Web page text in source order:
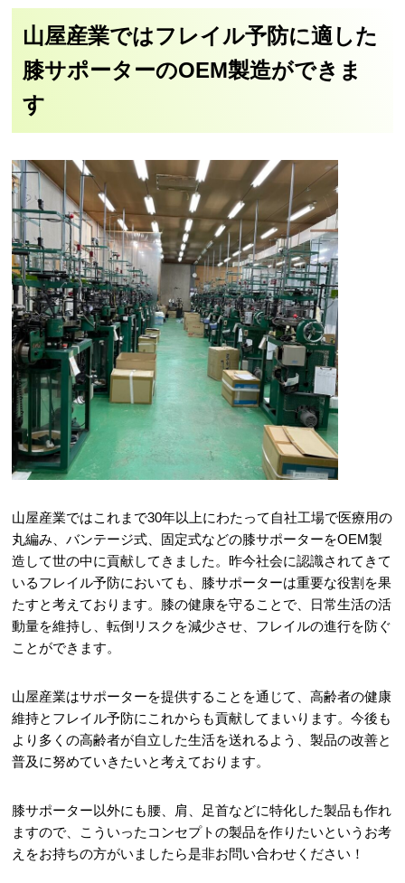
山屋産業ではフレイル予防に適した
膝サポーターのOEM製造ができま
す
山屋産業ではこれまで30年以上にわたって自社工場で医療用の
丸編み、バンテージ式、固定式などの膝サポーターをOEM製
造して世の中に貢献してきました。昨今社会に認識されてきて
いるフレイル予防においても、膝サポーターは重要な役割を果
たすと考えております。膝の健康を守ることで、日常生活の活
動量を維持し、転倒リスクを減少させ、フレイルの進行を防ぐ
ことができます。
山屋産業はサポーターを提供することを通じて、高齢者の健康
維持とフレイル予防にこれからも貢献してまいります。今後も
より多くの高齢者が自立した生活を送れるよう、製品の改善と
普及に努めていきたいと考えております。
膝サポーター以外にも腰、肩、足首などに特化した製品も作れ
ますので、こういったコンセプトの製品を作りたいというお考
えをお持ちの方がいましたら是非お問い合わせください！